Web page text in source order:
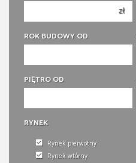
6 pokoi
zł
ROK BUDOWY OD
PIĘTRO OD
RYNEK
Rynek pierwotny
Rynek wtórny